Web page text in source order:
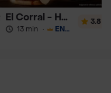
El Corral - Hamburguesa
13 min · ENVÍO GRATIS
3.8